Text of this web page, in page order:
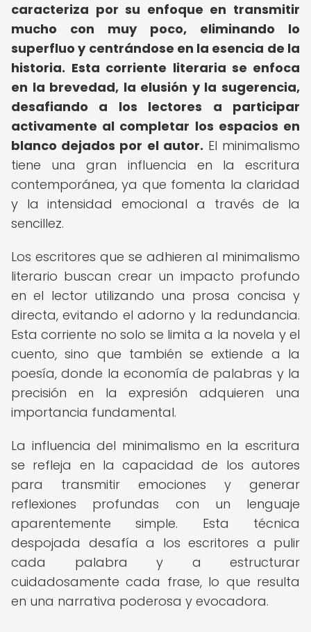
caracteriza por su enfoque en transmitir
mucho con muy poco, eliminando lo
superfluo y centrándose en la esencia de la
historia. Esta corriente literaria se enfoca
en la brevedad, la elusión y la sugerencia,
desafiando a los lectores a participar
activamente al completar los espacios en
blanco dejados por el autor. El minimalismo
tiene una gran influencia en la escritura
contemporánea, ya que fomenta la claridad
y la intensidad emocional a través de la
sencillez.
Los escritores que se adhieren al minimalismo
literario buscan crear un impacto profundo
en el lector utilizando una prosa concisa y
directa, evitando el adorno y la redundancia.
Esta corriente no solo se limita a la novela y el
cuento, sino que también se extiende a la
poesía, donde la economía de palabras y la
precisión en la expresión adquieren una
importancia fundamental.
La influencia del minimalismo en la escritura
se refleja en la capacidad de los autores
para transmitir emociones y generar
reflexiones profundas con un lenguaje
aparentemente simple. Esta técnica
despojada desafía a los escritores a pulir
cada palabra y a estructurar
cuidadosamente cada frase, lo que resulta
en una narrativa poderosa y evocadora.